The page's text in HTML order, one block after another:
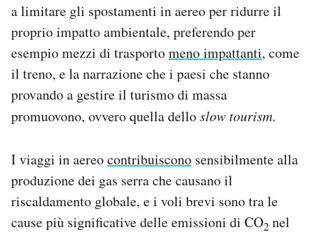
a limitare gli spostamenti in aereo per ridurre il
proprio impatto ambientale, preferendo per
esempio mezzi di trasportomeno impattanti, come
il treno, e la narrazione che i paesi che stanno
provando a gestire il turismo di massa
promuovono, ovvero quella delloslow tourism.
I viaggi in aereocontribuiscono sensibilmente alla
produzione dei gas serra che causano il
riscaldamento globale, e i voli brevi sono tra le
cause più significative delle emissioni di CO2 nel